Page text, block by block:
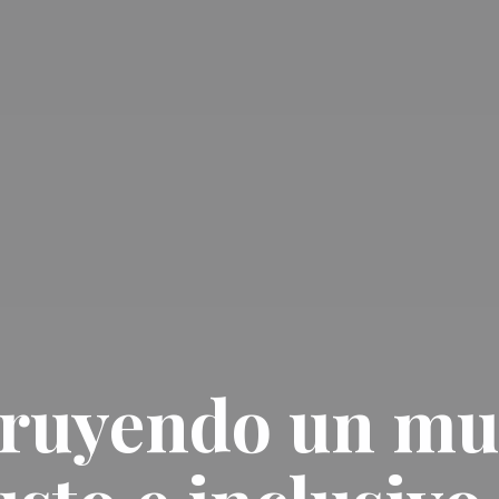
un